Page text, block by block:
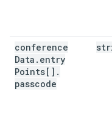
conference
Data . entry
Points[] .
passcode